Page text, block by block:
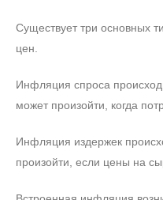
Cуществует три основных
цен.
Инфляция спроса
может произойти, когда
Инфляция издержек
произойти, если цены на